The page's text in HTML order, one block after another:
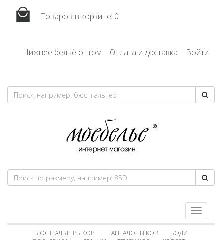
Товаров в корзине: 0
Нижнее бельё оптом Оплата и доставка Войти
Toggle
navigation
БЮСТГАЛЬТЕРЫ КОР.
ПАНТАЛОНЫ КОР.
БОДИ